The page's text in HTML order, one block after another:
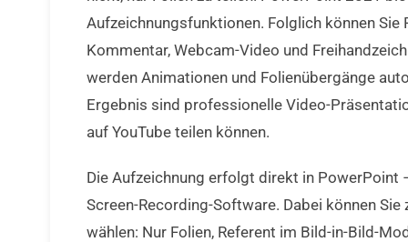
Aufzeichnungsfunktionen. Folglich können
Kommentar, Webcam-Video und
werden Animationen und Folienübergänge
Ergebnis sind professionelle Video-
auf YouTube teilen können.
Die Aufzeichnung erfolgt direkt in PowerPoint
Screen-Recording-Software. Dabei können
wählen: Nur Folien, Referent im Bild-in-Bild-